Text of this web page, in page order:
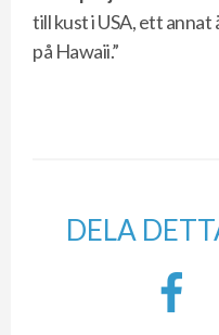
till kust i USA, ett
på Hawaii.”
DELA